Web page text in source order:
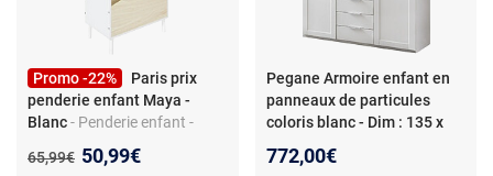
Promo -22%
Paris prix
penderie enfant Maya -
Blanc- Penderie enfant -
MDF - pour chambre
Ancien prix :
65,99€ Nouveau prix :
50,99€
Pegane Armoire enfant en
panneaux de particules
coloris blanc - Dim : 135 x
772,00€